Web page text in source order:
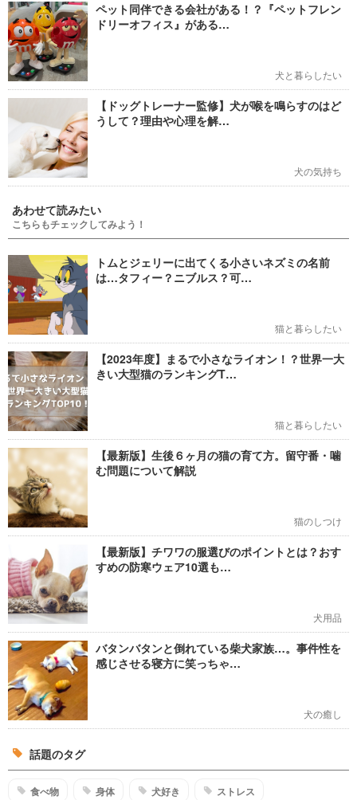
ペット同伴できる会社がある！？『ペットフレン
ドリーオフィス』がある…
犬と暮らしたい
【ドッグトレーナー監修】犬が喉を鳴らすのはど
うして？理由や心理を解…
犬の気持ち
あわせて読みたい
こちらもチェックしてみよう！
トムとジェリーに出てくる小さいネズミの名前
は…タフィー？ニブルス？可…
猫と暮らしたい
【2023年度】まるで小さなライオン！？世界一大
きい大型猫のランキングT…
猫と暮らしたい
【最新版】生後６ヶ月の猫の育て方。留守番・噛
む問題について解説
猫のしつけ
【最新版】チワワの服選びのポイントとは？おす
すめの防寒ウェア10選も…
犬用品
バタンバタンと倒れている柴犬家族…。事件性を
感じさせる寝方に笑っちゃ…
犬の癒し
話題のタグ
食べ物 身体 犬好き ストレス